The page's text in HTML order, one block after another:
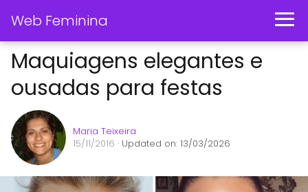
Web Feminina
Maquiagens elegantes e
ousadas para festas
Maria Teixeira
15/11/2016 · Updated on: 13/03/2026